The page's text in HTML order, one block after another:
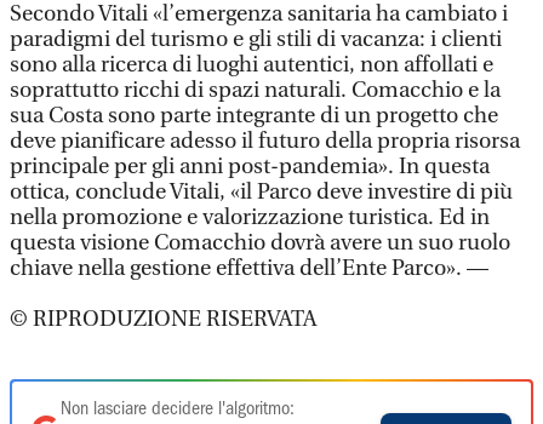
Secondo Vitali «l’emergenza sanitaria ha cambiato i
paradigmi del turismo e gli stili di vacanza: i clienti
sono alla ricerca di luoghi autentici, non affollati e
soprattutto ricchi di spazi naturali. Comacchio e la
sua Costa sono parte integrante di un progetto che
deve pianificare adesso il futuro della propria risorsa
principale per gli anni post-pandemia». In questa
ottica, conclude Vitali, «il Parco deve investire di più
nella promozione e valorizzazione turistica. Ed in
questa visione Comacchio dovrà avere un suo ruolo
chiave nella gestione effettiva dell’Ente Parco». —
© RIPRODUZIONE RISERVATA
Non lasciare decidere l'algoritmo: